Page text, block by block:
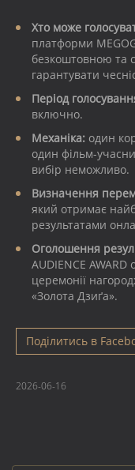
Хто може
платформи
безкоштовною та
гарантувати
Період
включно.
Механіка: один
один фільм-
вибір неможливо.
Визначення
який отримає
результатами
Оголошення
AUDIENCE
церемонії
«Золота Дзиґа».
Поділитись в
2026-06-16